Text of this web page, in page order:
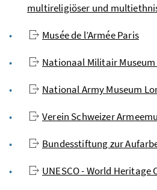
multireligiöser und
Musée de l’Armée Paris
Nationaal Militair Museum
National Army Museum
Verein Schweizer
Bundesstiftung zur
UNESCO - World Heritage